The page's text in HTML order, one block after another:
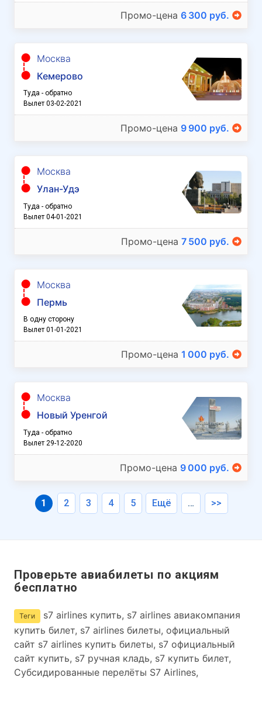
Промо-цена 6 300 руб.
Москва
Кемерово
Туда - обратно
Вылет 03-02-2021
Промо-цена 9 900 руб.
Москва
Улан-Удэ
Туда - обратно
Вылет 04-01-2021
Промо-цена 7 500 руб.
Москва
Пермь
В одну сторону
Вылет 01-01-2021
Промо-цена 1 000 руб.
Москва
Новый Уренгой
Туда - обратно
Вылет 29-12-2020
Промо-цена 9 000 руб.
1 2 3 4 5 Ещё … >>
Проверьте авиабилеты по акциям
бесплатно
Теги
s7 airlines купить, s7 airlines авиакомпания
купить билет, s7 airlines билеты, официальный
сайт s7 airlines купить билеты, s7 официальный
сайт купить, s7 ручная кладь, s7 купить билет,
Субсидированные перелёты S7 Airlines,